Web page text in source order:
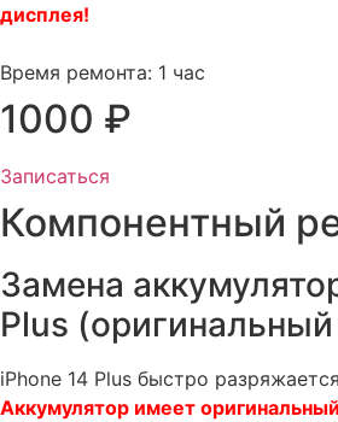
дисплея!
Время ремонта: 1 час
1000 ₽
Записаться
Компонентный
Замена
Plus
iPhone 14 Plus быстро
Аккумулятор имеет